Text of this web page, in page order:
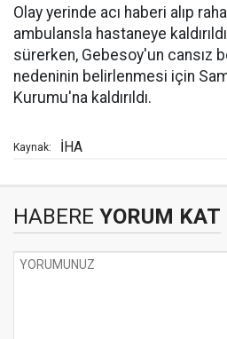
Olay yerinde acı haberi alıp
ambulansla hastaneye
sürerken, Gebesoy'un cansız
nedeninin belirlenmesi için
Kurumu'na kaldırıldı.
Kaynak: İHA
HABERE YORUM KAT